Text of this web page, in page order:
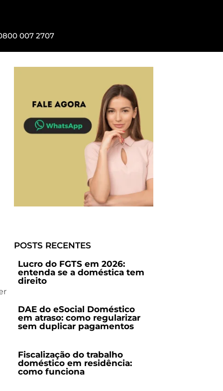
007 2707
POSTS RECENTES
Lucro do FGTS em 2026:
entenda se a doméstica tem
direito
DAE do eSocial Doméstico
em atraso: como regularizar
sem duplicar pagamentos
Fiscalização do trabalho
doméstico em residência:
como funciona